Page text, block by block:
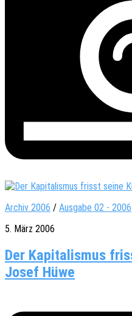
Archiv 2006 / Ausgabe 02 - 2006
5. März 2006
Der Kapitalismus
Josef Hüwe